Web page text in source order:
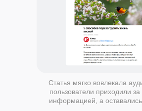
Статья мягко вовлекала
пользователи приходили
информацией, а